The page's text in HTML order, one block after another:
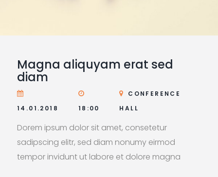
Magna aliquyam erat sed
diam
14.01.2018 18:00
CONFERENCE
HALL
Dorem ipsum dolor sit amet, consetetur
sadipscing elitr, sed diam nonumy eirmod
tempor invidunt ut labore et dolore magna